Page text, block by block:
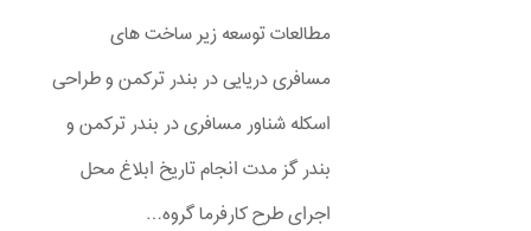
مطالعات توسعه زیر ساخت های
مسافری دریایی در بندر ترکمن و طراحی
اسکله شناور مسافری در بندر ترکمن و
بندر گز مدت انجام تاریخ ابلاغ محل
اجرای طرح کارفرما گروه…